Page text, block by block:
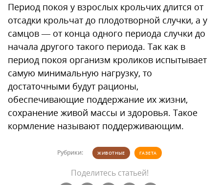
Период покоя у взрослых крольчих длится от
отсадки крольчат до плодотворной случки, а у
самцов — от конца одного периода случки до
начала другого такого периода. Так как в
период покоя организм кроликов испытывает
самую минимальную нагрузку, то
достаточными будут рационы,
обеспечивающие поддержание их жизни,
сохранение живой массы и здоровья. Такое
кормление называют поддерживающим.
Рубрики: ЖИВОТНЫЕ ГАЗЕТА
Поделитесь статьей!